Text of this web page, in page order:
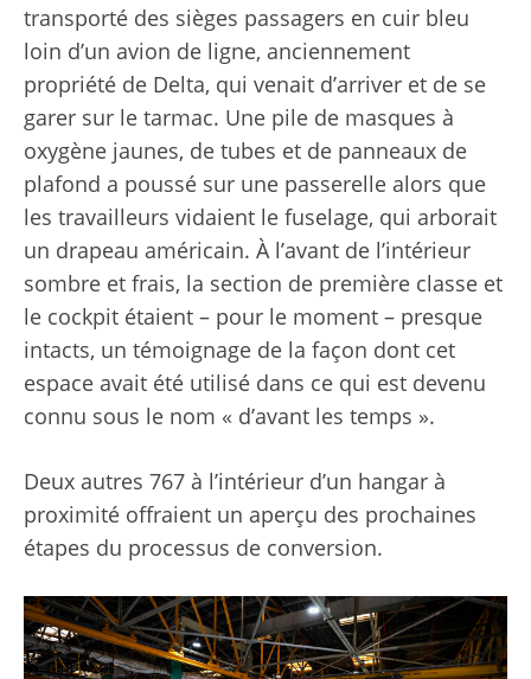
transporté des sièges passagers en cuir bleu
loin d’un avion de ligne, anciennement
propriété de Delta, qui venait d’arriver et de se
garer sur le tarmac. Une pile de masques à
oxygène jaunes, de tubes et de panneaux de
plafond a poussé sur une passerelle alors que
les travailleurs vidaient le fuselage, qui arborait
un drapeau américain. À l’avant de l’intérieur
sombre et frais, la section de première classe et
le cockpit étaient – pour le moment – presque
intacts, un témoignage de la façon dont cet
espace avait été utilisé dans ce qui est devenu
connu sous le nom « d’avant les temps ».
Deux autres 767 à l’intérieur d’un hangar à
proximité offraient un aperçu des prochaines
étapes du processus de conversion.